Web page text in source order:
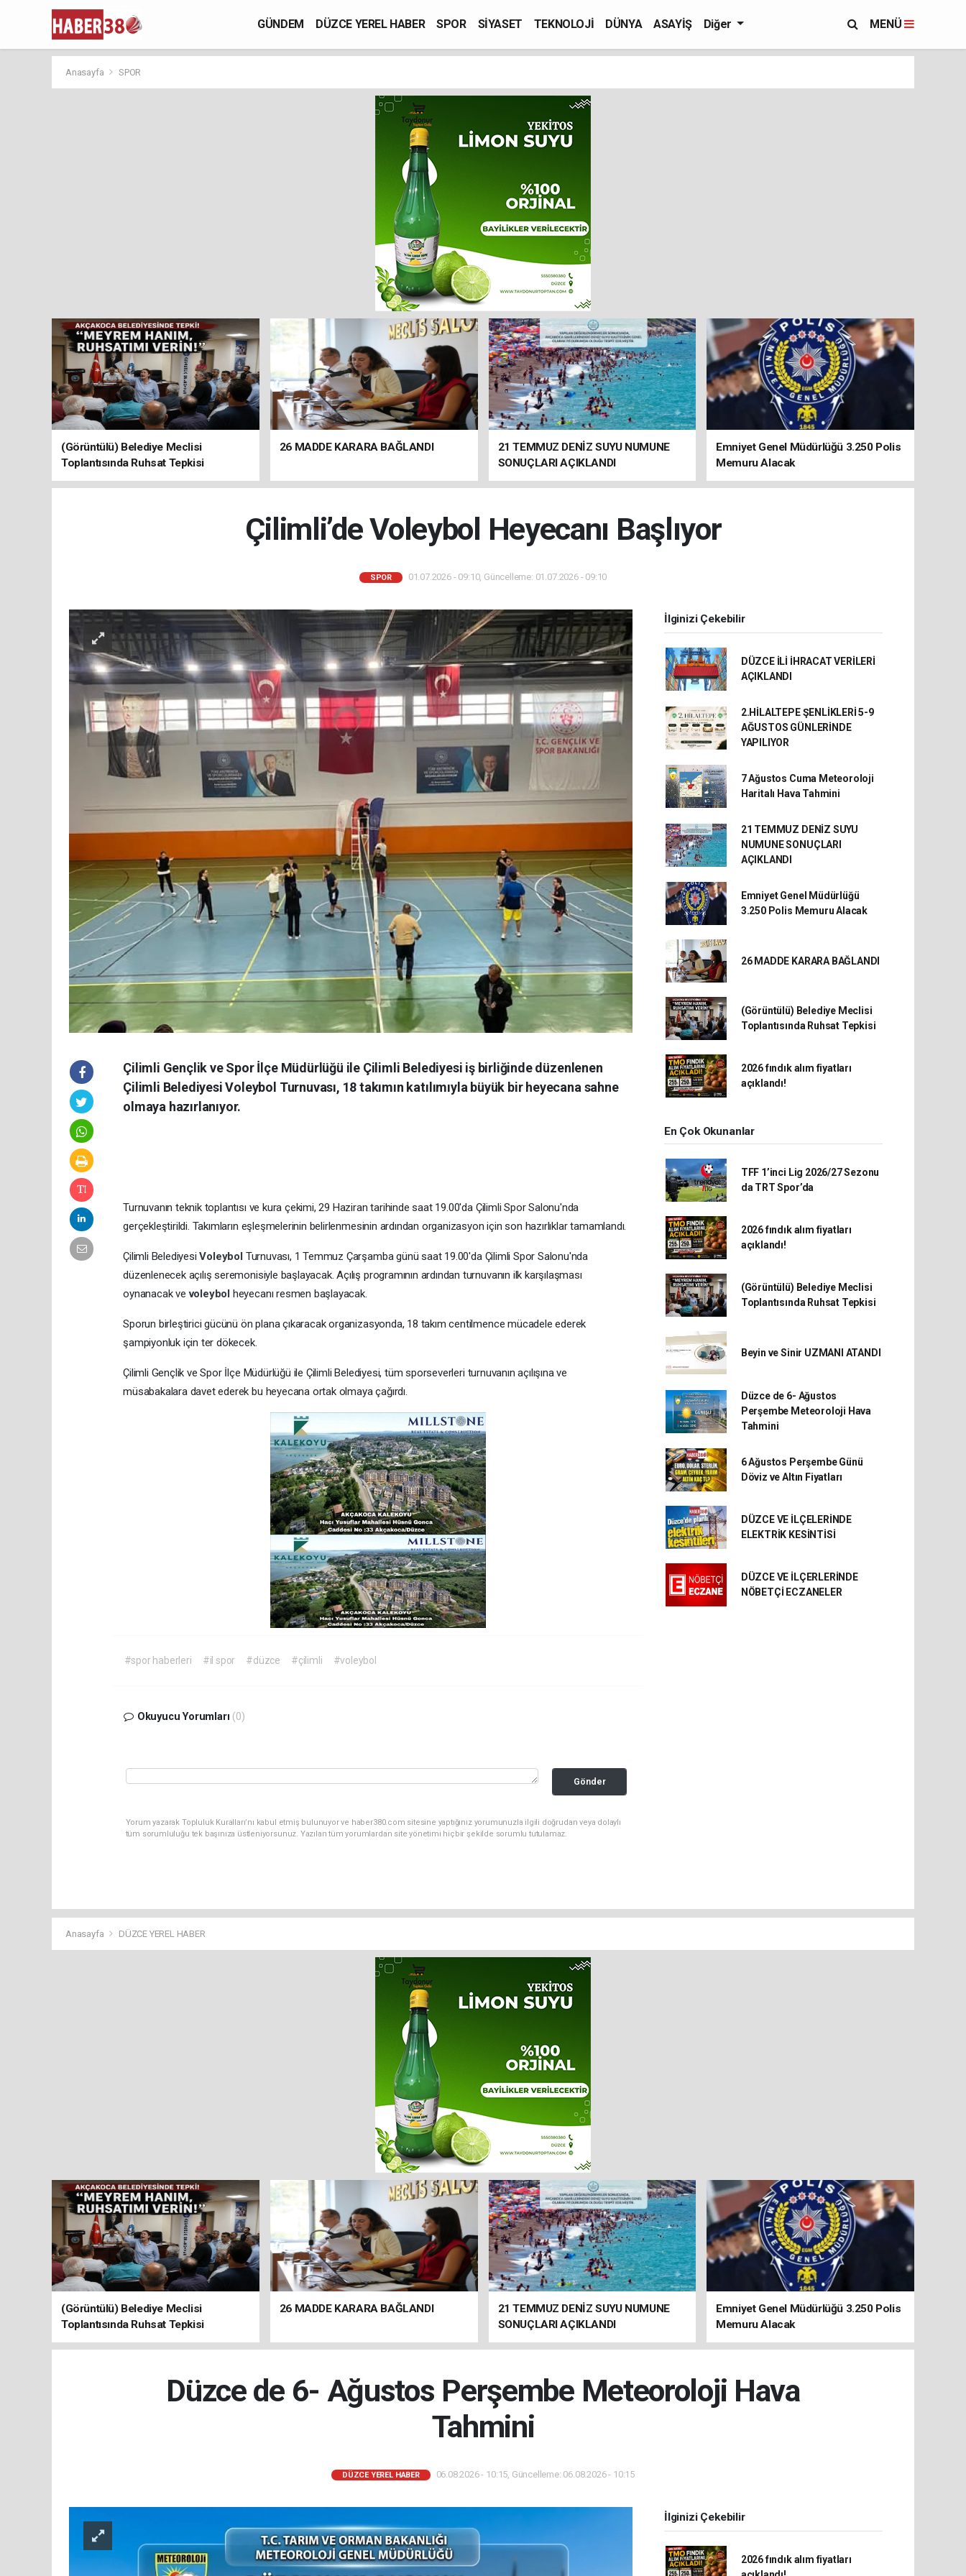
GÜNDEM DÜZCE YEREL HABER SPOR SİYASET TEKNOLOJİ DÜNYA ASAYİŞ Diğer MENÜ
Anasayfa SPOR
(Görüntülü) Belediye Meclisi
Toplantısında Ruhsat Tepkisi
26 MADDE KARARA BAĞLANDI
21 TEMMUZ DENİZ SUYU NUMUNE
SONUÇLARI AÇIKLANDI
Emniyet Genel Müdürlüğü 3.250 Polis
Memuru Alacak
Çilimli’de Voleybol Heyecanı Başlıyor
SPOR 01.07.2026 - 09:10, Güncelleme: 01.07.2026 - 09:10
Çilimli Gençlik ve Spor İlçe Müdürlüğü ile Çilimli Belediyesi iş birliğinde düzenlenen
Çilimli Belediyesi Voleybol Turnuvası, 18 takımın katılımıyla büyük bir heyecana sahne
olmaya hazırlanıyor.
Turnuvanın teknik toplantısı ve kura çekimi, 29 Haziran tarihinde saat 19.00'da Çilimli Spor Salonu'nda
gerçekleştirildi. Takımların eşleşmelerinin belirlenmesinin ardından organizasyon için son hazırlıklar tamamlandı.
Çilimli BelediyesiVoleybol Turnuvası, 1 Temmuz Çarşamba günü saat 19.00'da Çilimli Spor Salonu'nda
düzenlenecek açılış seremonisiyle başlayacak. Açılış programının ardından turnuvanın ilk karşılaşması
oynanacak vevoleybol heyecanı resmen başlayacak.
Sporun birleştirici gücünü ön plana çıkaracak organizasyonda, 18 takım centilmence mücadele ederek
şampiyonluk için ter dökecek.
Çilimli Gençlik ve Spor İlçe Müdürlüğü ile Çilimli Belediyesi, tüm sporseverleri turnuvanın açılışına ve
müsabakalara davet ederek bu heyecana ortak olmaya çağırdı.
#spor haberleri #il spor #düzce #çilimli #voleybol
Okuyucu Yorumları (0)
Gönder
Yorum yazarak Topluluk Kuralları’nı kabul etmiş bulunuyor ve haber380.com sitesine yaptığınız yorumunuzla ilgili doğrudan veya dolaylı
tüm sorumluluğu tek başınıza üstleniyorsunuz. Yazılan tüm yorumlardan site yönetimi hiçbir şekilde sorumlu tutulamaz.
İlginizi Çekebilir
DÜZCE İLİ İHRACAT VERİLERİ
AÇIKLANDI
2.HİLALTEPE ŞENLİKLERİ 5-9
AĞUSTOS GÜNLERİNDE
YAPILIYOR
7 Ağustos Cuma Meteoroloji
Haritalı Hava Tahmini
21 TEMMUZ DENİZ SUYU
NUMUNE SONUÇLARI
AÇIKLANDI
Emniyet Genel Müdürlüğü
3.250 Polis Memuru Alacak
26 MADDE KARARA BAĞLANDI
(Görüntülü) Belediye Meclisi
Toplantısında Ruhsat Tepkisi
2026 fındık alım fiyatları
açıklandı!
En Çok Okunanlar
TFF 1’inci Lig 2026/27 Sezonu
da TRT Spor’da
2026 fındık alım fiyatları
açıklandı!
(Görüntülü) Belediye Meclisi
Toplantısında Ruhsat Tepkisi
Beyin ve Sinir UZMANI ATANDI
Düzce de 6- Ağustos
Perşembe Meteoroloji Hava
Tahmini
6 Ağustos Perşembe Günü
Döviz ve Altın Fiyatları
DÜZCE VE İLÇELERİNDE
ELEKTRİK KESİNTİSİ
DÜZCE VE İLÇERLERİNDE
NÖBETÇİ ECZANELER
Anasayfa DÜZCE YEREL HABER
(Görüntülü) Belediye Meclisi
Toplantısında Ruhsat Tepkisi
26 MADDE KARARA BAĞLANDI
21 TEMMUZ DENİZ SUYU NUMUNE
SONUÇLARI AÇIKLANDI
Emniyet Genel Müdürlüğü 3.250 Polis
Memuru Alacak
Düzce de 6- Ağustos Perşembe Meteoroloji Hava
Tahmini
DÜZCE YEREL HABER 06.08.2026 - 10:15, Güncelleme: 06.08.2026 - 10:15
İlginizi Çekebilir
2026 fındık alım fiyatları